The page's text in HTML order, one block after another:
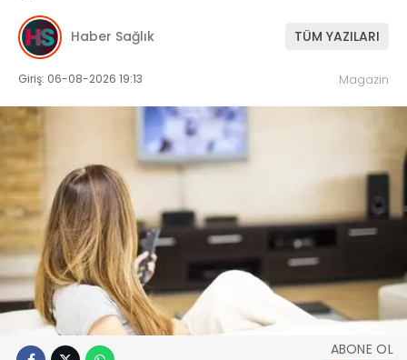
Haber Sağlık TÜM YAZILARI
Giriş: 06-08-2026 19:13 Magazin
ABONE OL